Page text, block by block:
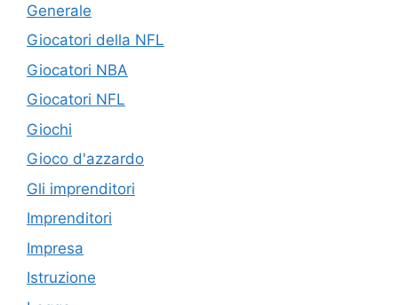
Generale
Giocatori della NFL
Giocatori NBA
Giocatori NFL
Giochi
Gioco d'azzardo
Gli imprenditori
Imprenditori
Impresa
Istruzione